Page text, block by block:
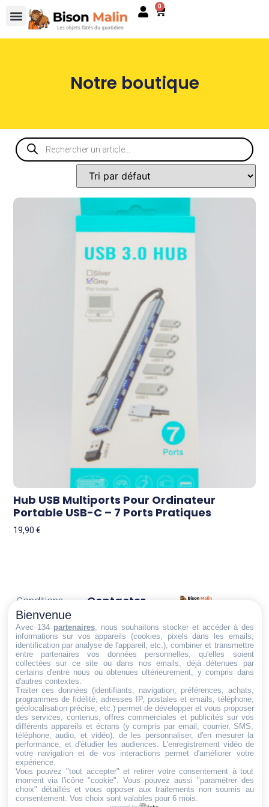
0
Notre boutique
Hub USB Multiports Pour Ordinateur
Portable USB-C – 7 Ports Pratiques
19,90€
Trouvez ce qu'il vous faut,
au bon endroit
Conditions
générales
de vente
Politique de
cookies
Politique de
confidentialité
Mentions
légales
Conditions de
retour et de
remboursement
Droit de
rétractation
Contactez-
Email:
dt@sasbms.fr
Bienvenue
Avec 134 partenaires, nous souhaitons stocker et accéder à des
informations sur vos appareils (cookies, pixels dans les emails,
identification par analyse de l'appareil, etc.), combiner et transmettre
entre partenaires vos données personnelles, qu'elles soient
collectées sur ce site ou dans nos emails, déjà détenues par
certains d'entre nous ou obtenues ultérieurement, y compris dans
d'autres contextes.
Traiter ces données (identifiants, navigation, préférences, achats,
programmes de fidélité, adresses IP, postales et emails, téléphone,
géolocalisation précise, etc.) permet de développer et vous proposer
des services, contenus, offres commerciales et publicités sur vos
différents appareils et écrans (y compris par email, courrier, SMS,
téléphone, audio, et vidéo), de les personnaliser, d'en mesurer la
performance, et d'étudier les audiences. L'enregistrement vidéo de
votre navigation et de vos interactions permet d'améliorer votre
expérience.
Vous pouvez "tout accepter" et retirer votre consentement à tout
moment via l'icône "cookie" . Vous pouvez aussi "paramétrer des
choix" détaillés et vous opposer aux traitements non soumis au
consentement. Vos choix sont valables pour 6 mois.